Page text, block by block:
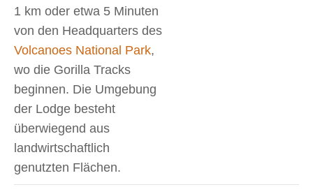
1 km oder etwa 5 Minuten
von den Headquarters des
Volcanoes National Park,
wo die Gorilla Tracks
beginnen. Die Umgebung
der Lodge besteht
überwiegend aus
landwirtschaftlich
genutzten Flächen.